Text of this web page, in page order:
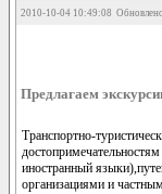
2010-10-04 10:49:08
Предлагаем
Транспортно-
иностранный
организациями и